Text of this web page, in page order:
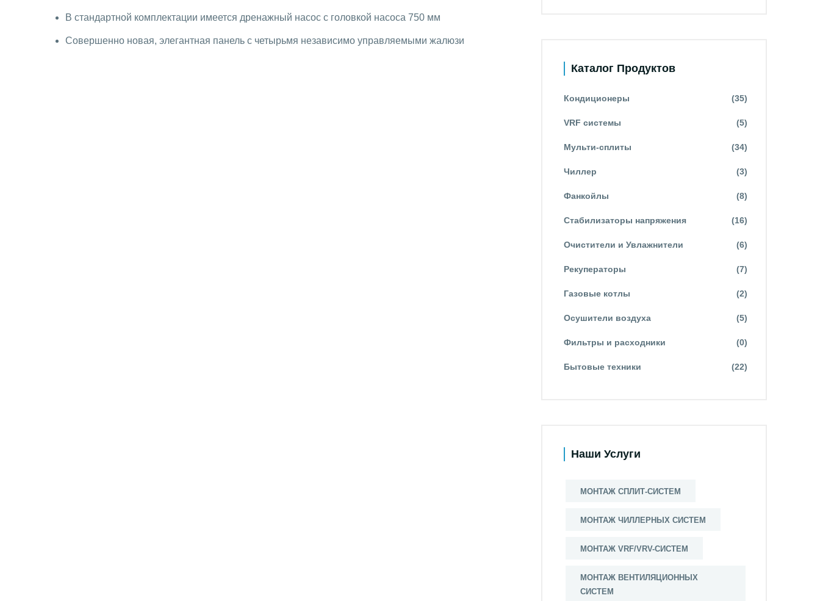
В стандартной комплектации имеется дренажный насос с головкой насоса 750 мм
Совершенно новая, элегантная панель с четырьмя независимо управляемыми жалюзи
Каталог Продуктов
Кондиционеры (35)
VRF системы (5)
Мульти-сплиты (34)
Чиллер (3)
Фанкойлы (8)
Стабилизаторы напряжения (16)
Очистители и Увлажнители (6)
Рекуператоры (7)
Газовые котлы (2)
Осушители воздуха (5)
Фильтры и расходники (0)
Бытовые техники (22)
Наши Услуги
МОНТАЖ СПЛИТ-СИСТЕМ
МОНТАЖ ЧИЛЛЕРНЫХ СИСТЕМ
МОНТАЖ VRF/VRV-СИСТЕМ
МОНТАЖ ВЕНТИЛЯЦИОННЫХ
СИСТЕМ